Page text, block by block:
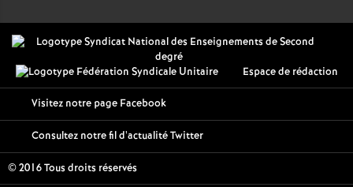
Espace de rédaction
Visitez notre page Facebook
Consultez notre fil d'actualité Twitter
© 2016 Tous droits réservés